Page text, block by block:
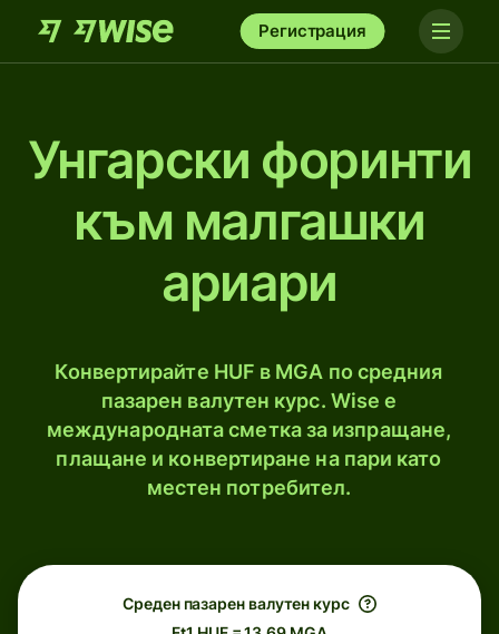
Регистрация
Унгарски форинти
към малгашки
ариари
Конвертирайте HUF в MGA по средния
пазарен валутен курс. Wise е
международната сметка за изпращане,
плащане и конвертиране на пари като
местен потребител.
Среден пазарен валутен курс